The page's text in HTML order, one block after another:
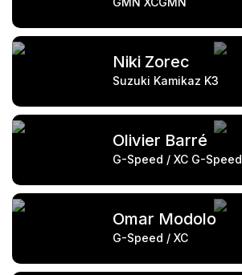
Niki Zorec
Suzuki Kamikaz K3
Olivier Barré
G-Speed / XC G-Speed
Omar Modolo
G-Speed / XC